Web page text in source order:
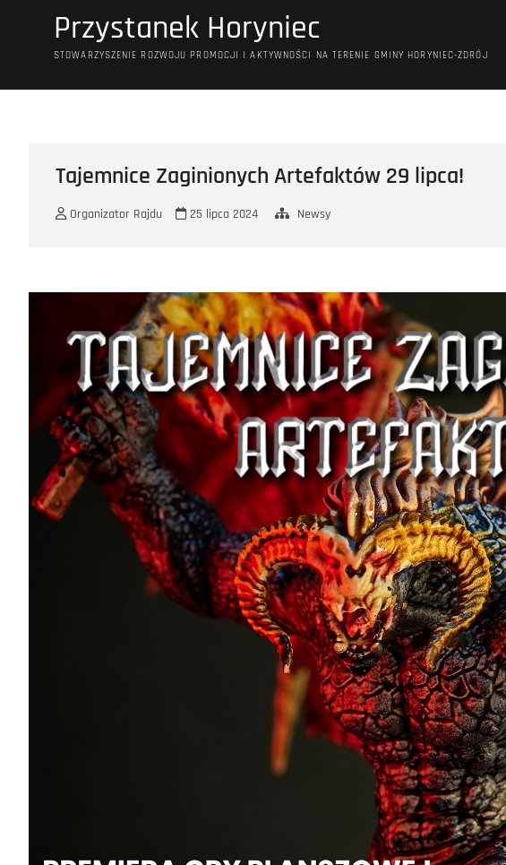
Przystanek Horyniec
STOWARZYSZENIE ROZWOJU PROMOCJI I AKTYWNOŚCI NA TERENIE GMINY HORYNIEC-ZDRÓJ
Tajemnice Zaginionych Artefaktów 29 lipca!
Organizator Rajdu 25 lipca 2024 Newsy